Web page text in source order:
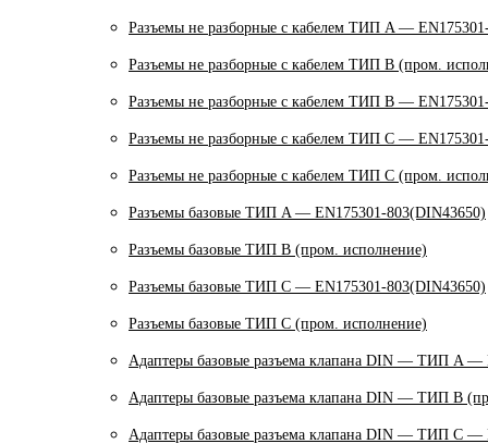
Разъемы не разборные с кабелем ТИП A —
Разъемы не разборные с кабелем ТИП B (пром.
Разъемы не разборные с кабелем ТИП B —
Разъемы не разборные с кабелем ТИП C —
Разъемы не разборные с кабелем ТИП C (пром.
Разъемы базовые ТИП A — EN175301-803(DIN43650)
Разъемы базовые ТИП В (пром. исполнение)
Разъемы базовые ТИП C — EN175301-803(DIN43650)
Разъемы базовые ТИП C (пром. исполнение)
Адаптеры базовые разъема клапана DIN — ТИП A —
Адаптеры базовые разъема клапана DIN — ТИП B
Адаптеры базовые разъема клапана DIN — ТИП C —